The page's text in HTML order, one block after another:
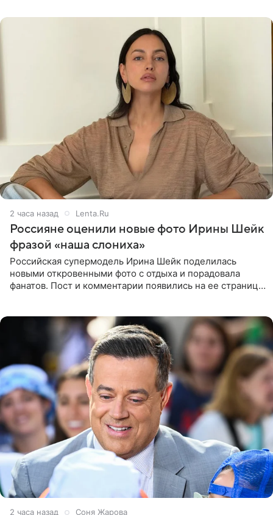
2 часа назад Lenta.Ru
Россияне оценили новые фото Ирины Шейк
фразой «наша слониха»
Российская супермодель Ирина Шейк поделилась
новыми откровенными фото с отдыха и порадовала
фанатов. Пост и комментарии появились на ее странице
2 часа назад Соня Жарова